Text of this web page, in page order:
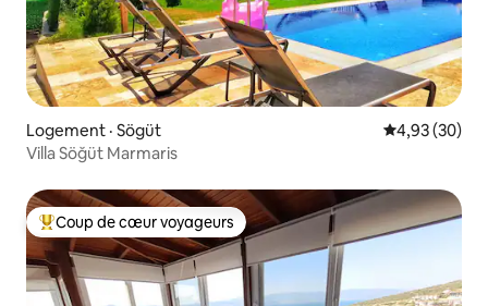
Logement · Sögüt Note
4,93 (30)
Villa Söğüt Marmaris
Coup de cœur voyageurs parmi les plus aimés
Coup de cœur voyageurs